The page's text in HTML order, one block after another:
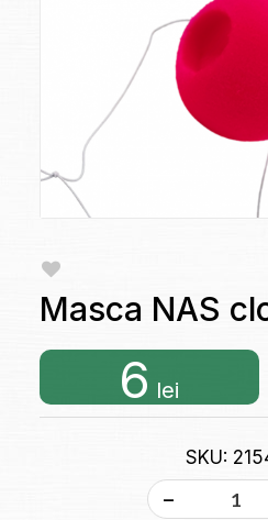
Masca NAS
6 lei
SKU:
-